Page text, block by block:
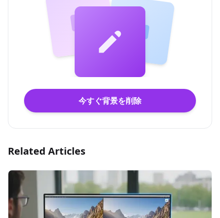
今すぐ背景を削除
Related Articles